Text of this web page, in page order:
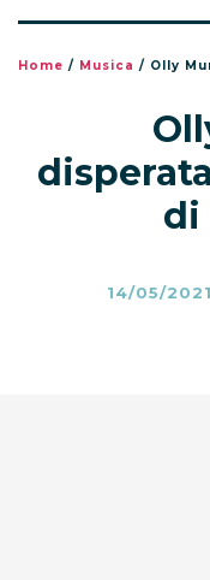
Home / Musica / Olly
di
14/05/2021